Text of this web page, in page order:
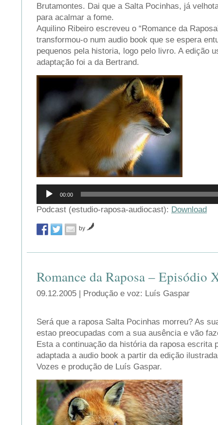
Brutamontes. Dai que a Salta Pocinhas, já
para acalmar a fome.
Aquilino Ribeiro escreveu o “Romance da
transformou-o num audio book que se espera
pequenos pela historia, logo pelo livro. A edição
adaptação foi a da Bertrand.
Reprodutor
áudio
00:00
Podcast (estudio-raposa-audiocast): Download
by
Romance da Raposa – Episódio
09.12.2005 | Produção e voz: Luís Gaspar
Será que a raposa Salta Pocinhas morreu? As
estao preocupadas com a sua ausência e vão
Esta a continuação da história da raposa escrita
adaptada a audio book a partir da edição
Vozes e produção de Luís Gaspar.